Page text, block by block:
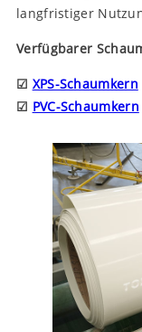
langfristiger
Verfügbarer
☑ XPS-Schaumkern
☑ PVC-Schaumkern